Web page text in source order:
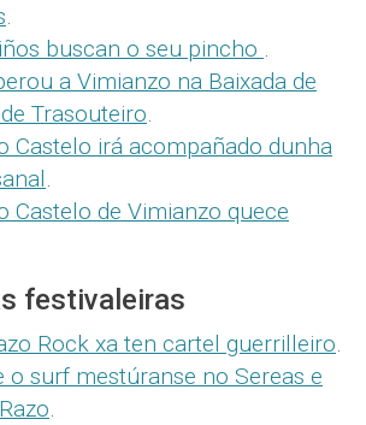
.
buscan o seu pincho .
a Vimianzo na Baixada de
Trasouteiro.
Castelo irá acompañado dunha
.
Castelo de Vimianzo quece
festivaleiras
Rock xa ten cartel guerrilleiro.
o surf mestúranse no Sereas e
.